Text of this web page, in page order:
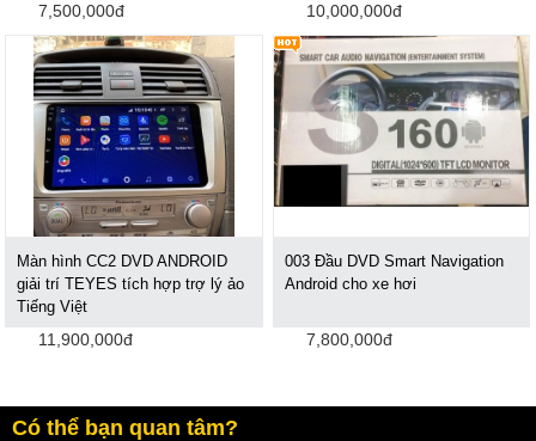
7,500,000đ 10,000,000đ
Màn hình CC2 DVD ANDROID
giải trí TEYES tích hợp trợ lý ảo
Tiếng Việt
11,900,000đ
003 Đầu DVD Smart Navigation
Android cho xe hơi
7,800,000đ
Có thể bạn quan tâm?